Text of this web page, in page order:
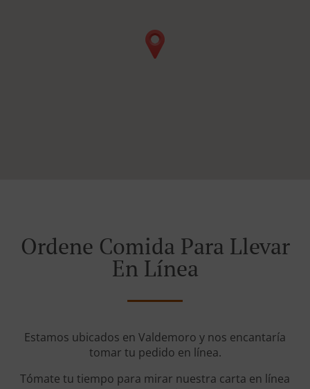
Ordene Comida Para Llevar
En Línea
Estamos ubicados en Valdemoro y nos encantaría
tomar tu pedido en línea.
Tómate tu tiempo para mirar nuestra carta en línea